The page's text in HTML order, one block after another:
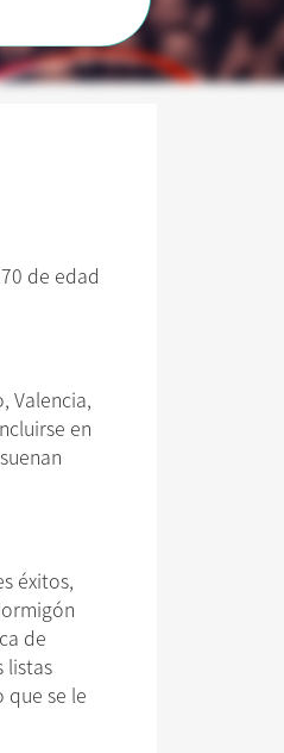
de edad
Valencia,
en
éxitos,
de
listas
se le